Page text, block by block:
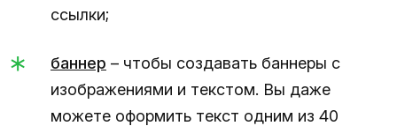
ссылки;
баннер – чтобы создавать баннеры с
изображениями и текстом. Вы даже
можете оформить текст одним из 40